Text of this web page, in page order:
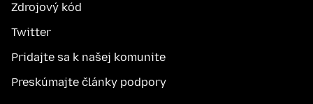
Zdrojový kód
Twitter
Pridajte sa k našej komunite
Preskúmajte články podpory